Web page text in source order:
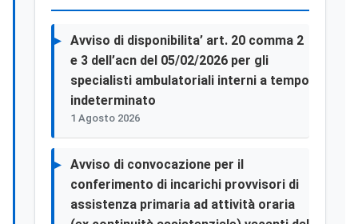
Avviso di disponibilita’ art. 20 comma 2
e 3 dell’acn del 05/02/2026 per gli
specialisti ambulatoriali interni a tempo
indeterminato
1 Agosto 2026
Avviso di convocazione per il
conferimento di incarichi provvisori di
assistenza primaria ad attività oraria